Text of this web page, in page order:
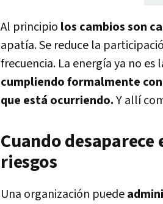
Al principio los cambios son
apatía. Se reduce la
frecuencia. La energía ya no es
cumpliendo formalmente
que está ocurriendo.Y allí
Cuando
riesgos
Una organización puede